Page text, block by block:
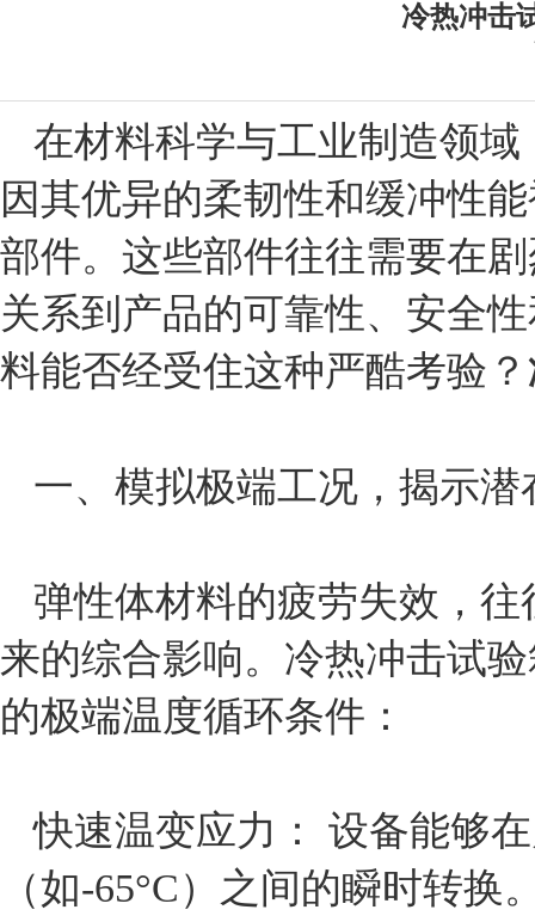
冷热冲击
在材料科学与工业制造领
因其优异的柔韧性和缓冲性
部件。这些部件往往需要在
关系到产品的可靠性、安全
料能否经受住这种严酷考验？
一、模拟极端工况，揭示潜
弹性体材料的疲劳失效，
来的综合影响。冷热冲击试
的极端温度循环条件：
快速温变应力： 设备能够
（如-65°C）之间的瞬时转